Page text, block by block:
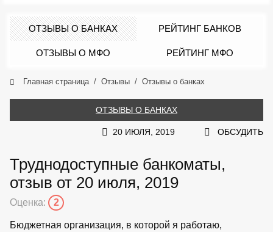
ОТЗЫВЫ О БАНКАХ РЕЙТИНГ БАНКОВ
ОТЗЫВЫ О МФО РЕЙТИНГ МФО
Главная страница Отзывы Отзывы о банках
ОТЗЫВЫ О БАНКАХ
20 ИЮЛЯ, 2019 ОБСУДИТЬ
Труднодоступные банкоматы,
отзыв от 20 июля, 2019
Оценка: 2
Бюджетная организация, в которой я работаю,